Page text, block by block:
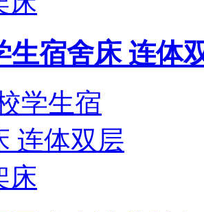
生宿舍床 连体